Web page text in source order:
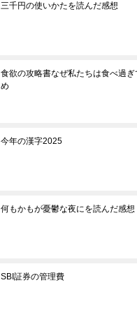
三千円の使いかたを読んだ感想
食欲の攻略書なぜ私たちは食べ過
め
今年の漢字2025
何もかもが憂鬱な夜にを読んだ感想
SBI証券の管理費